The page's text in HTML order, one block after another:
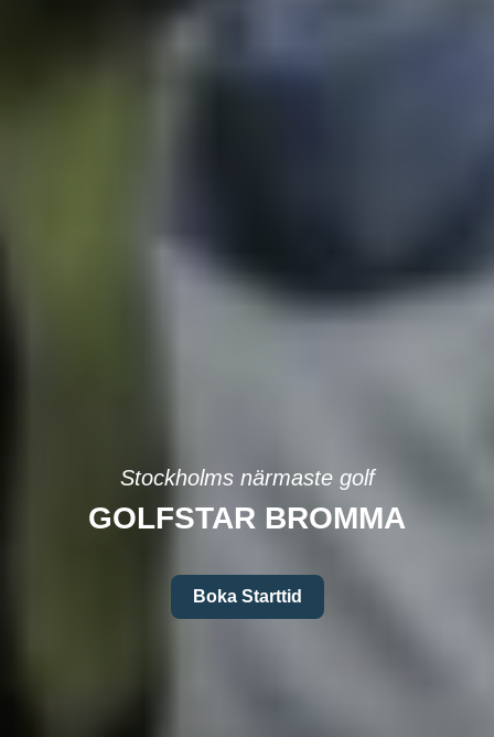
Stockholms närmaste golf
GOLFSTAR BROMMA
Boka Starttid